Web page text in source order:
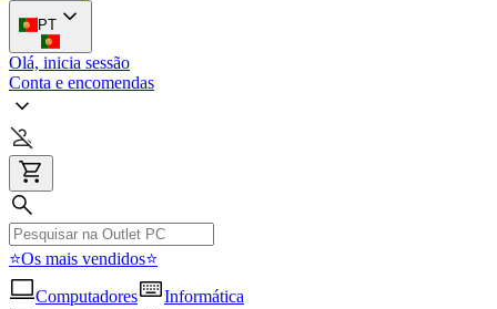
PT
Olá, inicia sessão
Conta e encomendas
⭐Os mais vendidos⭐
Computadores
Informática